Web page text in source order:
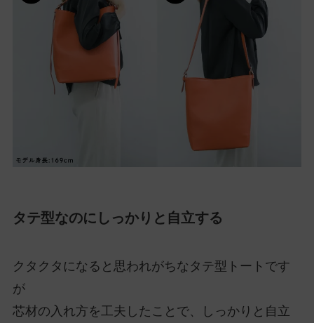
タテ型なのにしっかりと自立する
クタクタになると思われがちなタテ型トートです
が
芯材の入れ方を工夫したことで、しっかりと自立